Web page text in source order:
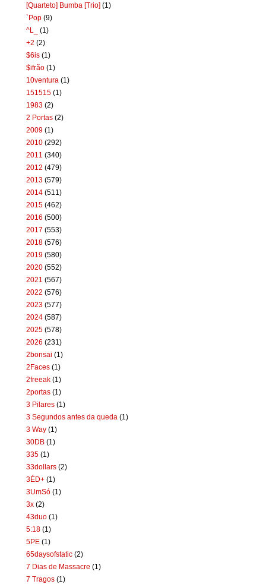
[Quarteto] Bumba [Trio] (1)
`Pop (9)
^L_
(1)
+2 (2)
$6is (1)
$ifrão (1)
10ventura (1)
151515 (1)
1983 (2)
2 Portas (2)
2009 (1)
2010 (292)
2011 (340)
2012 (479)
2013 (579)
2014 (511)
2015 (462)
2016 (500)
2017 (553)
2018 (576)
2019 (580)
2020 (552)
2021 (567)
2022 (576)
2023 (577)
2024 (587)
2025 (578)
2026 (231)
2bonsai (1)
2Faces (1)
2freeak (1)
2portas (1)
3 Pilares (1)
3 Segundos antes da queda (1)
3 Way (1)
30DB (1)
335 (1)
33dollars (2)
3ÉD+ (1)
3UmSó (1)
3x (2)
43duo (1)
5:18 (1)
5PE (1)
65daysofstatic (2)
7 Dias de Massacre (1)
7 Tragos (1)